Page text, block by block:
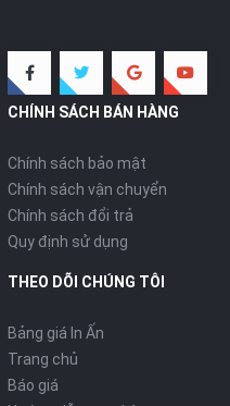
CHÍNH SÁCH BÁN HÀNG
Chính sách bảo mật
Chính sách vận chuyển
Chính sách đổi trả
Quy định sử dụng
THEO DÕI CHÚNG TÔI
Bảng giá In Ấn
Trang chủ
Báo giá